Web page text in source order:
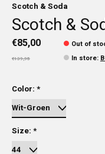
Scotch & Soda
Scotch &
€85,00
€139,95
Out of
In store:
Color: *
Size: *